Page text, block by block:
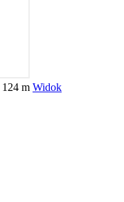
124 m Widok